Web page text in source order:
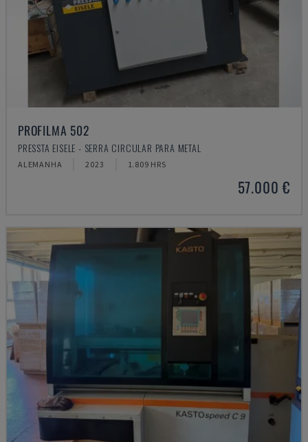
PROFILMA 502
PRESSTA EISELE - SERRA CIRCULAR PARA METAL
ALEMANHA 2023 1.809 HRS
57.000 €